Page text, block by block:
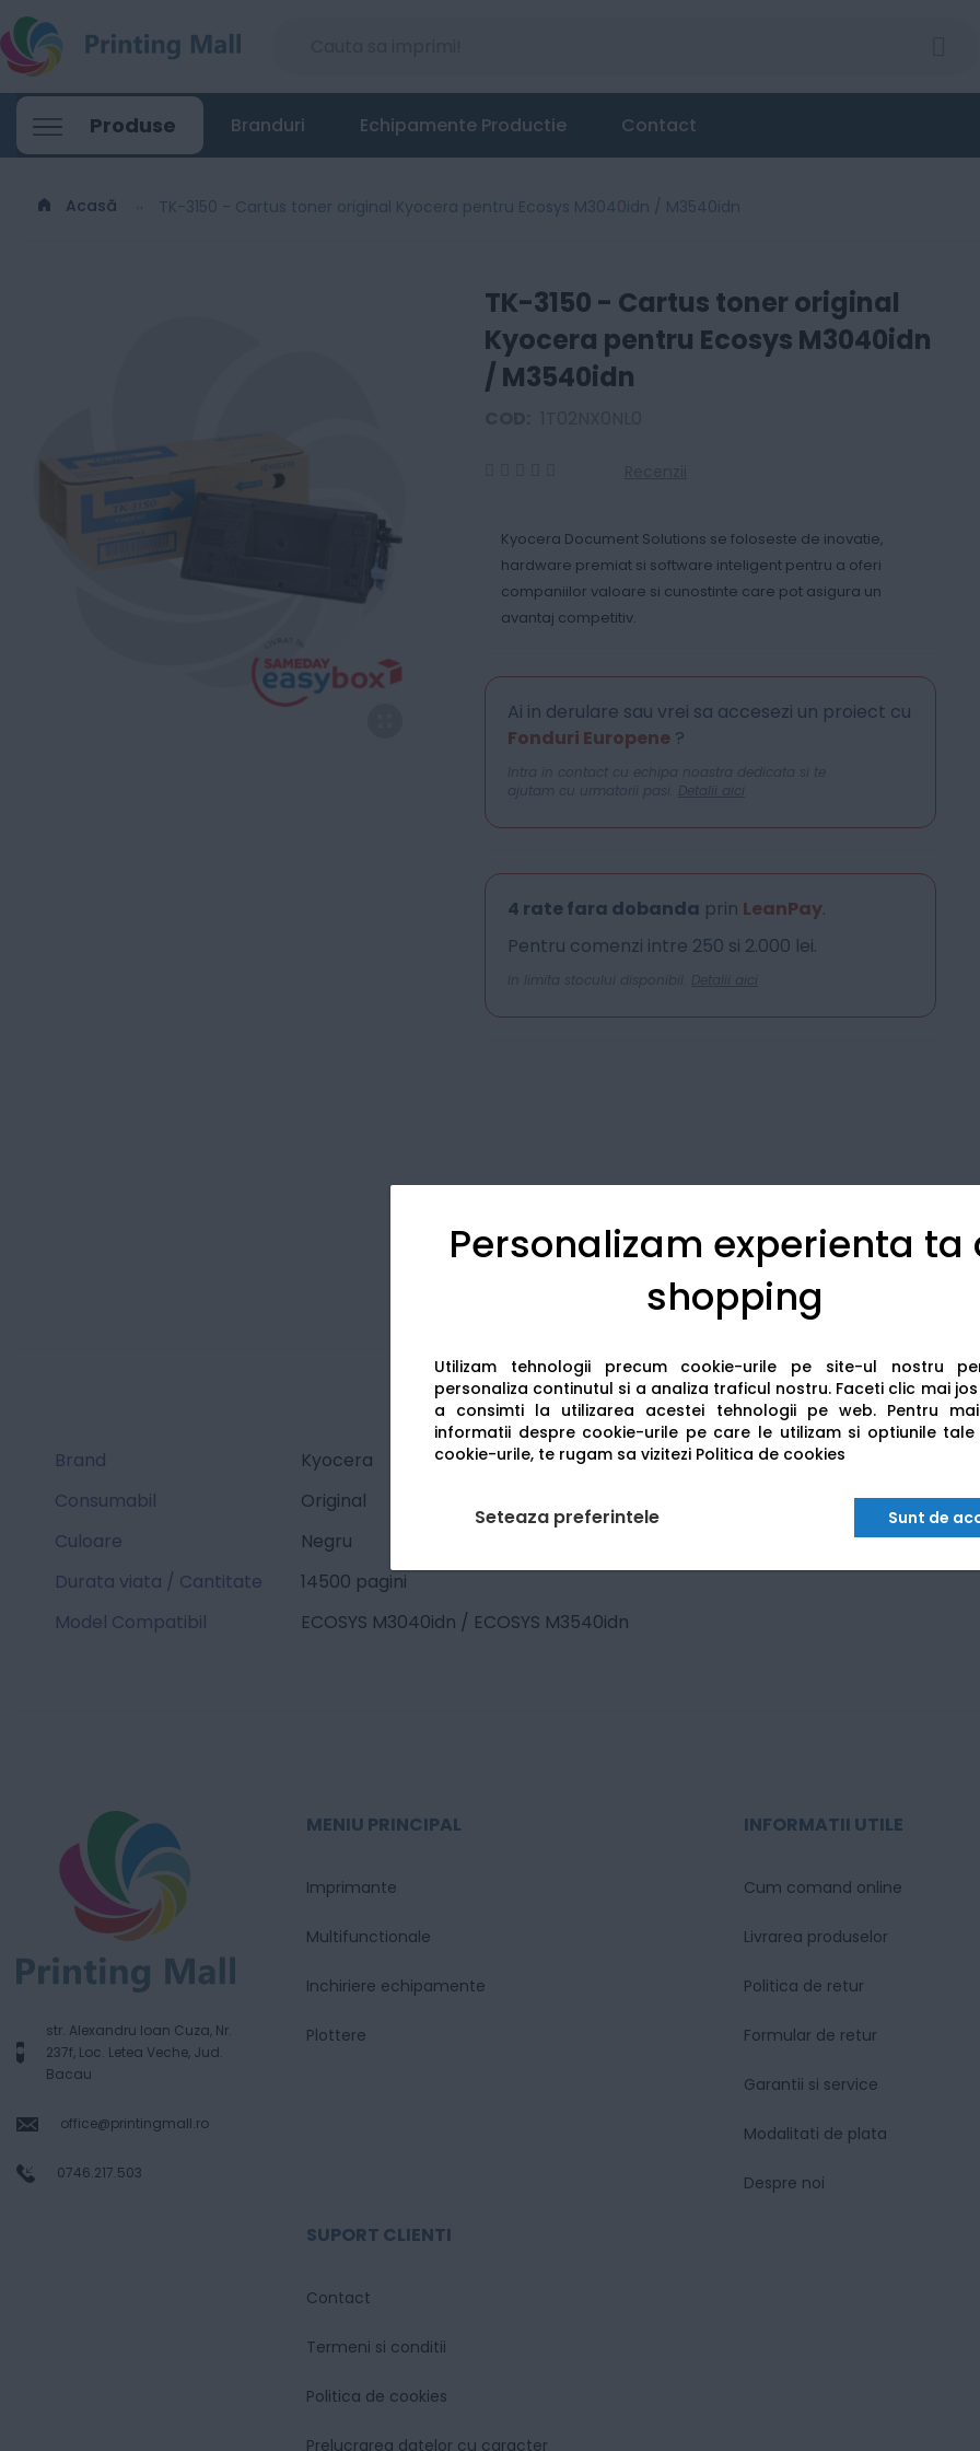
Personalizam experienta ta
shopping
Utilizam tehnologii precum cookie-urile pe site-ul nostru
personaliza continutul si a analiza traficul nostru. Faceti clic mai
a consimti la utilizarea acestei tehnologii pe web. Pentru
informatii despre cookie-urile pe care le utilizam si optiunile tale
cookie-urile, te rugam sa vizitezi Politica de cookies
Seteaza preferintele Sunt de
Produse Branduri Echipamente Productie Contact
Acasă TK-3150 - Cartus toner original Kyocera pentru Ecosys M3040idn / M3540idn
TK-3150 - Cartus toner original
Kyocera pentru Ecosys M3040idn
/ M3540idn
Kyocera Document Solutions se foloseste de inovatie,
hardware premiat si software inteligent pentru a oferi
companiilor valoare si cunostinte care pot asigura un
avantaj competitiv.
Ai in derulare sau vrei sa accesezi un proiect cu
Fonduri Europene?
Intra in contact cu echipa noastra dedicata si te
ajutam cu urmatorii pasi. Detalii aici
4 rate fara dobanda prin LeanPay.
Pentru comenzi intre 250 si 2.000 lei.
In limita stocului disponibil. Detalii aici
Detalii tehnice
Brand
Kyocera
Consumabil
Original
Culoare
Negru
Durata viata / Cantitate
14500 pagini
Model Compatibil
ECOSYS M3040idn / ECOSYS M3540idn
Recenzii
str. Alexandru Ioan Cuza, Nr.
237f, Loc. Letea Veche, Jud.
Bacau
office@printingmall.ro
0746.217.503
MENIU PRINCIPAL
Imprimante
Multifunctionale
Inchiriere echipamente
Plottere
INFORMATII UTILE
Cum comand online
Livrarea produselor
Politica de retur
Formular de retur
Garantii si service
Modalitati de plata
Despre noi
SUPORT CLIENTI
Contact
Termeni si conditii
Politica de cookies
Prelucrarea datelor cu caracter